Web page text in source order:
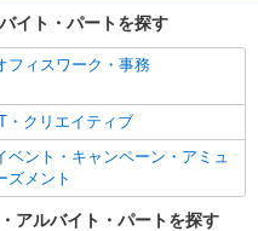
会保険あり
イト・パートを探す
フィスワーク・事務
・クリエイティブ
ベント・キャンペーン・アミュ
ズメント
アルバイト・パートを探す